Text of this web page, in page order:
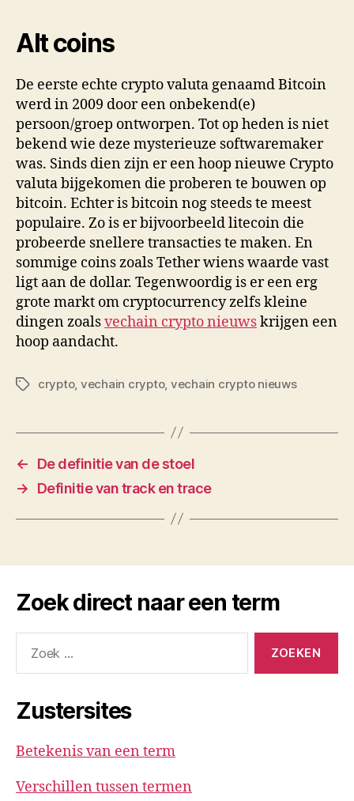
Alt coins
De eerste echte crypto valuta genaamd Bitcoin
werd in 2009 door een onbekend(e)
persoon/groep ontworpen. Tot op heden is niet
bekend wie deze mysterieuze softwaremaker
was. Sinds dien zijn er een hoop nieuwe Crypto
valuta bijgekomen die proberen te bouwen op
bitcoin. Echter is bitcoin nog steeds te meest
populaire. Zo is er bijvoorbeeld litecoin die
probeerde snellere transacties te maken. En
sommige coins zoals Tether wiens waarde vast
ligt aan de dollar. Tegenwoordig is er een erg
grote markt om cryptocurrency zelfs kleine
dingen zoalsvechain crypto nieuwskrijgen een
hoop aandacht.
Tagscrypto, vechain crypto, vechain crypto nieuws
←
De definitie van de stoel
→
Definitie van track en trace
Zoek direct naar een term
naar:
Zustersites
Betekenis van een term
Verschillen tussen termen